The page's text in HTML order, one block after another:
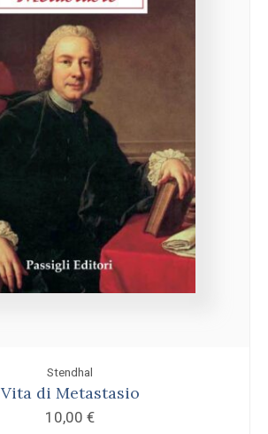
Stendhal
Vita di Metastasio
10,00 €